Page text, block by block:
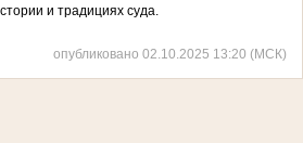
и традициях суда.
опубликовано 02.10.2025 13:20 (МСК)